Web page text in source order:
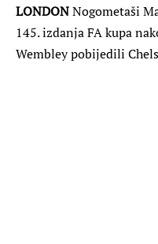
LONDONNogometaši
145. izdanja FA kupa
Wembley pobijedili